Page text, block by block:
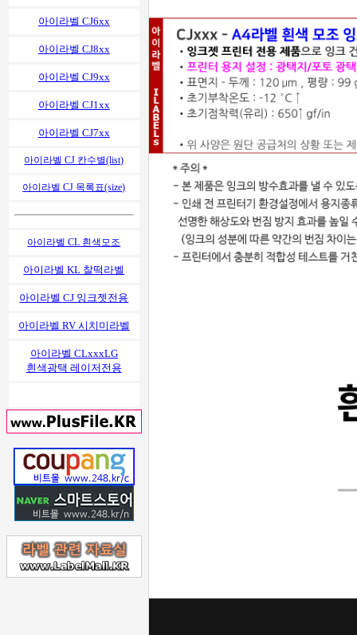
아이라벨 CJ6xx
아이라벨 CJ8xx
아이라벨 CJ9xx
아이라벨 CJ1xx
아이라벨 CJ7xx
아이라벨 CJ 칸수별(list)
아이라벨 CJ 목록표(size)
아이라벨 CL 흰색모조
아이라벨 KL 찰떡라벨
아이라벨 CJ 잉크젯전용
아이라벨 RV 시치미라벨
아이라벨 CLxxxLG
흰색광택 레이저전용